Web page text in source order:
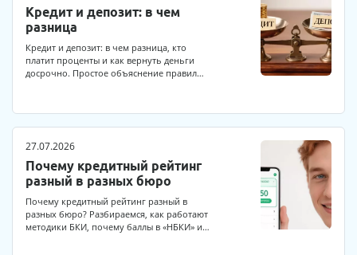
Кредит и депозит: в чем
разница
Кредит и депозит: в чем разница, кто
платит проценты и как вернуть деньги
досрочно. Простое объяснение правил…
27.07.2026
Почему кредитный рейтинг
разный в разных бюро
Почему кредитный рейтинг разный в
разных бюро? Разбираемся, как работают
методики БКИ, почему баллы в «НБКИ» и…